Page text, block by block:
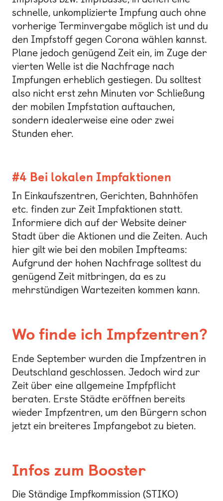
schnelle, unkomplizierte Impfung auch ohne
vorherige Terminvergabe möglich ist und du
den Impfstoff gegen Corona wählen kannst.
Plane jedoch genügend Zeit ein, im Zuge der
vierten Welle ist die Nachfrage nach
Impfungen erheblich gestiegen. Du solltest
also nicht erst zehn Minuten vor Schließung
der mobilen Impfstation auftauchen,
sondern idealerweise eine oder zwei
Stunden eher.
#4 Bei lokalen Impfaktionen
In Einkaufszentren, Gerichten, Bahnhöfen
etc. finden zur Zeit Impfaktionen statt.
Informiere dich auf der Website deiner
Stadt über die Aktionen und die Zeiten. Auch
hier gilt wie bei den mobilen Impfteams:
Aufgrund der hohen Nachfrage solltest du
genügend Zeit mitbringen, da es zu
mehrstündigen Wartezeiten kommen kann.
Wo finde ich Impfzentren?
Ende September wurden die Impfzentren in
Deutschland geschlossen. Jedoch wird zur
Zeit über eine allgemeine Impfpflicht
beraten. Erste Städte eröffnen bereits
wieder Impfzentren, um den Bürgern schon
jetzt ein breiteres Impfangebot zu bieten.
Infos zum Booster
Die Ständige Impfkommission (STIKO)